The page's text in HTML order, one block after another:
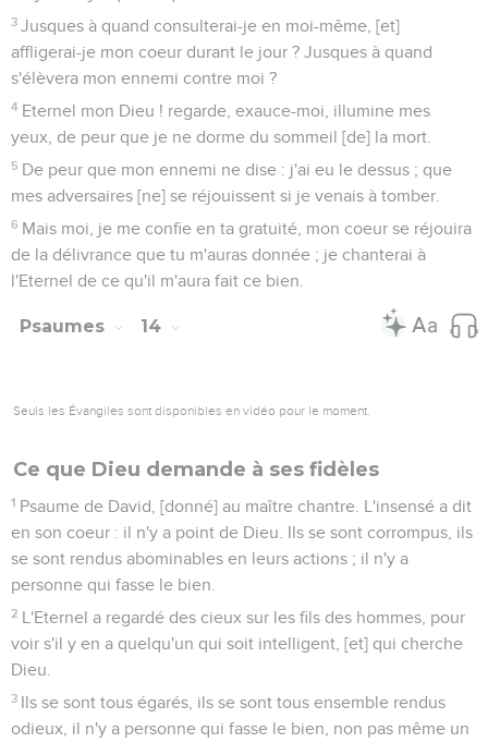
3 Jusques à quand consulterai-je en moi-même, [et]
affligerai-je mon coeur durant le jour ? Jusques à quand
s'élèvera mon ennemi contre moi ?
4 Eternel mon Dieu ! regarde, exauce-moi, illumine mes
yeux, de peur que je ne dorme du sommeil [de] la mort.
5 De peur que mon ennemi ne dise : j'ai eu le dessus ; que
mes adversaires [ne] se réjouissent si je venais à tomber.
6 Mais moi, je me confie en ta gratuité, mon coeur se réjouira
de la délivrance que tu m'auras donnée ; je chanterai à
l'Eternel de ce qu'il m'aura fait ce bien.
Psaumes 14
Seuls les Évangiles sont disponibles en vidéo pour le moment.
Ce que Dieu demande à ses fidèles
1 Psaume de David, [donné] au maître chantre. L'insensé a dit
en son coeur : il n'y a point de Dieu. Ils se sont corrompus, ils
se sont rendus abominables en leurs actions ; il n'y a
personne qui fasse le bien.
2 L'Eternel a regardé des cieux sur les fils des hommes, pour
voir s'il y en a quelqu'un qui soit intelligent, [et] qui cherche
Dieu.
3 Ils se sont tous égarés, ils se sont tous ensemble rendus
odieux, il n'y a personne qui fasse le bien, non pas même un